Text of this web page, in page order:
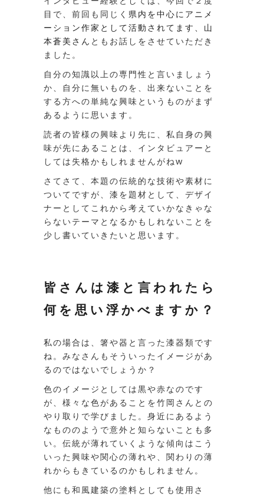
目で、前回も同じく 県内を中心にアニメ
ーション作家として活動されてます、山
本蒼美さん ともお話しをさせていただき
ました。
自分の知識以上の専門性と言いましょう
か、自分に無いものを、出来ないことを
する方への単純な興味というものがまず
あるように思います。
読者の皆様の興味より先に、私自身の興
味が先にあることは、インタビュアーと
しては失格かもしれませんがねw
さてさて、本題の伝統的な技術や素材に
ついてですが、漆を題材として、デザイ
ナーとしてこれから考えていかなきゃな
らないテーマとなるかもしれないことを
少し書いていきたいと思います。
皆さんは漆と言われたら
何を思い浮かべますか？
私の場合は、箸や器と言った漆器類です
ね。みなさんもそういったイメージがあ
るのではないでしょうか？
色のイメージとしては黒や赤なのです
が、様々な色があることを竹岡さんとの
やり取りで学びました。身近にあるよう
なもののようで意外と知らないことも多
い。伝統が薄れていくような傾向はこう
いった興味や関心の薄れや、関わりの薄
れからもきているのかもしれません。
他にも和風建築の塗料としても使用さ